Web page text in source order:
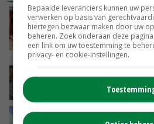
Danique in Canada:
tijdens stage’
04-08-2026
POAH!: Fendt 1042
Oekraïne-vlogger
Bepaalde leveranciers kunnen uw
verwerken op basis van
hiertegen bezwaar maken door uw
beheren. Zoek onderaan deze
een link om uw toestemming te
privacy- en cookie-instellingen.